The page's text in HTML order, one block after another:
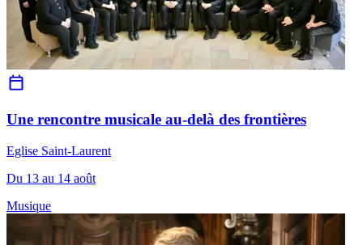
Une rencontre musicale au-delà des frontières
Eglise Saint-Laurent
Du 13 au 14 août
Musique